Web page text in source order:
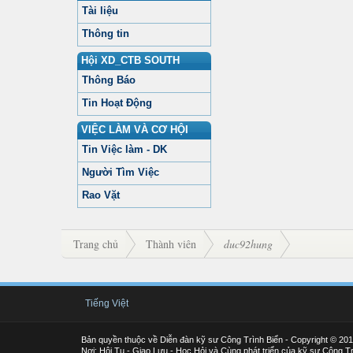
Tài liệu
Thông tin
Hội XD_CTB SOUTH
Thông Báo
Tin Hoạt Động
VIỆC LÀM VÀ CƠ HỘI
Tin Việc làm - DK
Người Tìm Việc
Rao Vặt
Trang chủ Thành viên duc92hung
Tiếng Việt
Bản quyền thuộc về Diễn đàn kỹ sư Công Trình Biển - Copyright ©
Nơi: Hội Tụ - Giao Lưu - Học Hỏi và Cùng phát triển của kỹ sư Công